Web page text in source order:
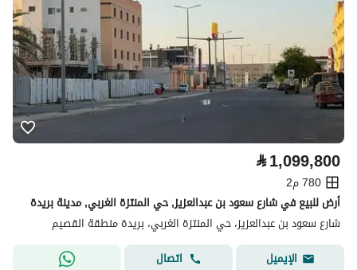
⃁1,099,800
780 م2
أرض للبيع في شارع سعود بن عبدالعزيز, حي المنتزة الغربي, مدينة بريدة
شارع سعود بن عبدالعزيز، حي المنتزة الغربي، بريدة منطقة القصيم
الإيميل
اتصال